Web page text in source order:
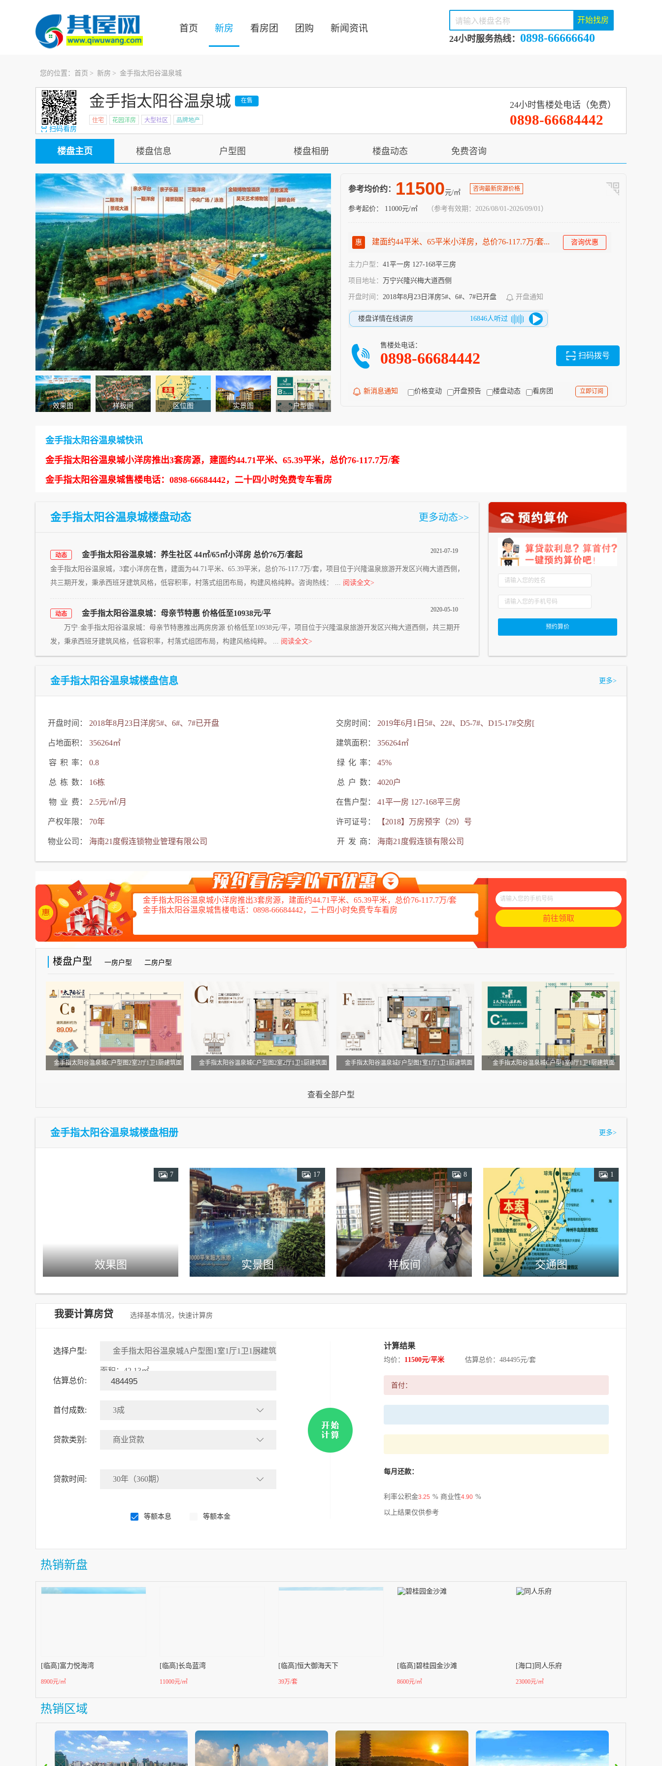
首页 新房 看房团 团购 新闻资讯
开始找房
24小时服务热线： 0898-66666640
您的位置： 首页 > 新房 > 金手指太阳谷温泉城
扫码看房
金手指太阳谷温泉城 在售
住宅 花园洋房 大型社区 品牌地产
24小时售楼处电话（免费）
0898-66684442
楼盘主页 楼盘信息 户型图 楼盘相册 楼盘动态 免费咨询
效果图 样板间 区位图 实景图 户型图
参考均价约： 11500元/㎡ 咨询最新房源价格
参考起价： 11000元/㎡ （参考有效期：2026/08/01-2026/09/01）
惠 建面约44平米、65平米小洋房，总价76-117.7万/套... 咨询优惠
主力户型： 41平一房 127-168平三房
项目地址： 万宁兴隆兴梅大道西侧
开盘时间： 2018年8月23日洋房5#、6#、7#已开盘 开盘通知
楼盘详情在线讲房 16846人听过
售楼处电话：
0898-66684442 扫码拨号
新消息通知 价格变动 开盘预告 楼盘动态 看房团 立即订阅
金手指太阳谷温泉城快讯
金手指太阳谷温泉城小洋房推出3套房源，建面约44.71平米、65.39平米，总价76-117.7万/套
金手指太阳谷温泉城售楼电话：0898-66684442，二十四小时免费专车看房
金手指太阳谷温泉城楼盘动态 更多动态>>
2021-07-19
动态 金手指太阳谷温泉城：养生社区 44㎡/65㎡小洋房 总价76万/套起
金手指太阳谷温泉城，3套小洋房在售，建面为44.71平米、65.39平米，总价76-117.7万/套，项目位于兴隆温泉旅游开发区兴梅大道西侧，
共三期开发，秉承西班牙建筑风格，低容积率，村落式组团布局，构建风格纯粹。咨询热线： ... 阅读全文>
2020-05-10
动态 金手指太阳谷温泉城：母亲节特惠 价格低至10938元/平
万宁·金手指太阳谷温泉城：母亲节特惠推出两房房源 价格低至10938元/平，项目位于兴隆温泉旅游开发区兴梅大道西侧，共三期开
发，秉承西班牙建筑风格，低容积率，村落式组团布局，构建风格纯粹。 ... 阅读全文>
金手指太阳谷温泉城楼盘信息 更多>
开盘时间： 2018年8月23日洋房5#、6#、7#已开盘 交房时间： 2019年6月1日5#、22#、D5-7#、D15-17#交房[
占地面积： 356264㎡ 建筑面积： 356264㎡
容 积 率： 0.8 绿 化 率： 45%
总 栋 数： 16栋 总 户 数： 4020户
物 业 费： 2.5元/㎡/月 在售户型： 41平一房 127-168平三房
产权年限： 70年 许可证号： 【2018】万房预字（29）号
物业公司： 海南21度假连锁物业管理有限公司 开 发 商： 海南21度假连锁有限公司
金手指太阳谷温泉城小洋房推出3套房源，建面约44.71平米、65.39平米，总价76-117.7万/套
金手指太阳谷温泉城售楼电话：0898-66684442，二十四小时免费专车看房
楼盘户型 一房户型 二房户型
金手指太阳谷温泉城C户型图2室2厅1卫1厨建筑面 金手指太阳谷温泉城C户型图2室2厅1卫1厨建筑面
(建筑面积：74.31㎡)
金手指太阳谷温泉城F户型图1室1厅1卫1厨建筑面 金手指太阳谷温泉城C户型1室0厅1卫1厨建筑面
查看全部户型
金手指太阳谷温泉城楼盘相册 更多>
7
效果图
17
实景图
8
样板间
1
交通图
我要计算房贷 选择基本情况，快速计算房
选择户型: 金手指太阳谷温泉城A户型图1室1厅1卫1厨建筑
面积：42.13㎡
估算总价:
首付成数: 3成
贷款类别: 商业贷款
贷款时间: 30年（360期）
等额本息 等额本金
计算结果
均价： 11500元/平米 估算总价：484495元/套
首付：
每月还款：
利率公积金 % 商业性 %
以上结果仅供参考
热销新盘
[临高]富力悦海湾
8900元/㎡
[临高]长岛蓝湾
11000元/㎡
[临高]恒大御海天下
39万/套
[临高]碧桂园金沙滩
8600元/㎡
[海口]同人乐府
23000元/㎡
热销区域